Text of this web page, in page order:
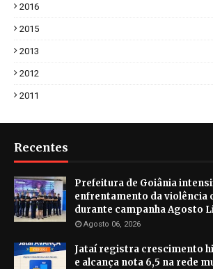
2016
2015
2013
2012
2011
Recentes
Prefeitura de Goiânia
enfrentamento da violência
durante campanha Agosto
Agosto 06, 2026
Jataí registra crescimento
e alcança nota 6,5 na rede